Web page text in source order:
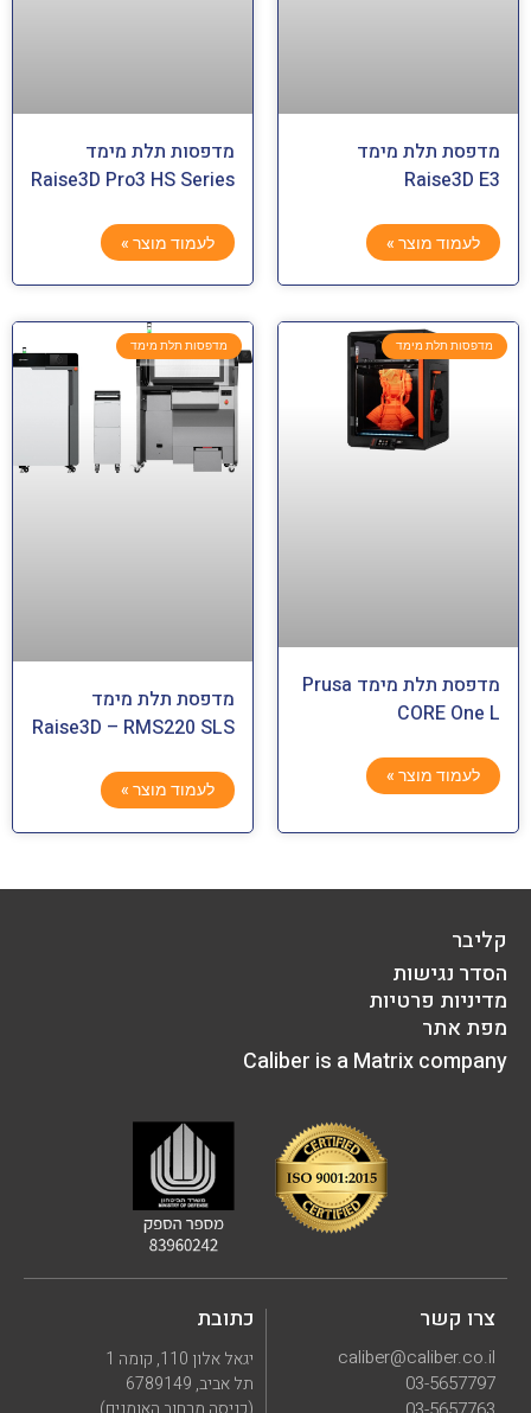
מדפסת תלת מימד
Raise3D E3
לעמוד מוצר »
מדפסות תלת מימד
Raise3D Pro3 HS Series
לעמוד מוצר »
מדפסות תלת מימד
מדפסת תלת מימד Prusa
CORE One L
לעמוד מוצר »
מדפסות תלת מימד
מדפסת תלת מימד
Raise3D – RMS220 SLS
לעמוד מוצר »
כתובת
יגאל אלון 110, קומה 1
תל אביב, 6789149
צרו קשר
caliber@caliber.co.il
03-5657797
קליבר
הסדר נגישות
מדיניות פרטיות
מפת אתר
Caliber is a Matrix company